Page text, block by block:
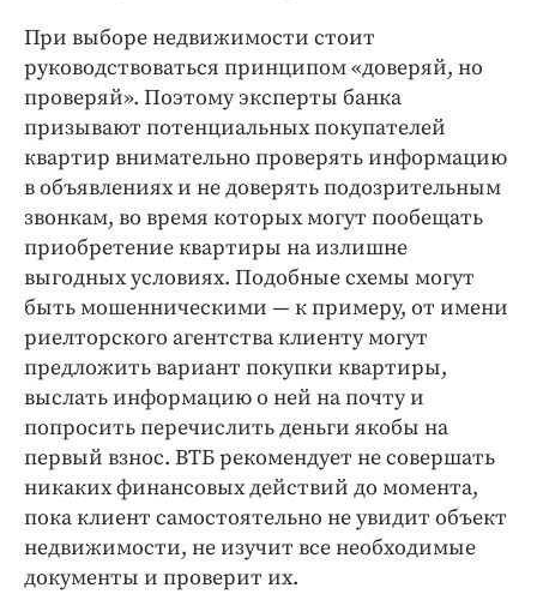
При выборе недвижимости стоит
руководствоваться принципом «доверяй, но
проверяй». Поэтому эксперты банка
призывают потенциальных покупателей
квартир внимательно проверять информацию
в объявлениях и не доверять подозрительным
звонкам, во время которых могут пообещать
приобретение квартиры на излишне
выгодных условиях. Подобные схемы могут
быть мошенническими — к примеру, от имени
риелторского агентства клиенту могут
предложить вариант покупки квартиры,
выслать информацию о ней на почту и
попросить перечислить деньги якобы на
первый взнос. ВТБ рекомендует не совершать
никаких финансовых действий до момента,
пока клиент самостоятельно не увидит объект
недвижимости, не изучит все необходимые
документы и проверит их.